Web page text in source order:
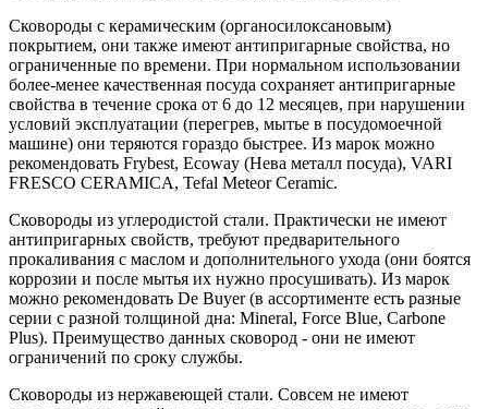
Сковороды с керамическим (органосилоксановым)
покрытием, они также имеют антипригарные свойства, но
ограниченные по времени. При нормальном использовании
более-менее качественная посуда сохраняет антипригарные
свойства в течение срока от 6 до 12 месяцев, при нарушении
условий эксплуатации (перегрев, мытье в посудомоечной
машине) они теряются гораздо быстрее. Из марок можно
рекомендовать Frybest, Ecoway (Нева металл посуда), VARI
FRESCO CERAMICA, Tefal Meteor Ceramic.
Сковороды из углеродистой стали. Практически не имеют
антипригарных свойств, требуют предварительного
прокаливания с маслом и дополнительного ухода (они боятся
коррозии и после мытья их нужно просушивать). Из марок
можно рекомендовать De Buyer (в ассортименте есть разные
серии с разной толщиной дна: Mineral, Force Blue, Carbone
Plus). Преимущество данных сковород - они не имеют
ограничений по сроку службы.
Сковороды из нержавеющей стали. Совсем не имеют